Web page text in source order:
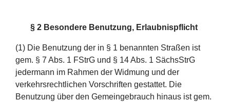
§ 2 Besondere Benutzung, Erlaubnispflicht
(1) Die Benutzung der in § 1 benannten Straßen ist
gem. § 7 Abs. 1 FStrG und § 14 Abs. 1 SächsStrG
jedermann im Rahmen der Widmung und der
verkehrsrechtlichen Vorschriften gestattet. Die
Benutzung über den Gemeingebrauch hinaus ist gem.